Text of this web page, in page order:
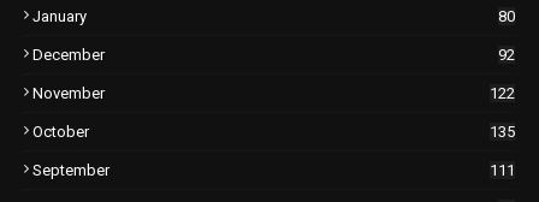
January 80
December 92
November 122
October 135
September 111